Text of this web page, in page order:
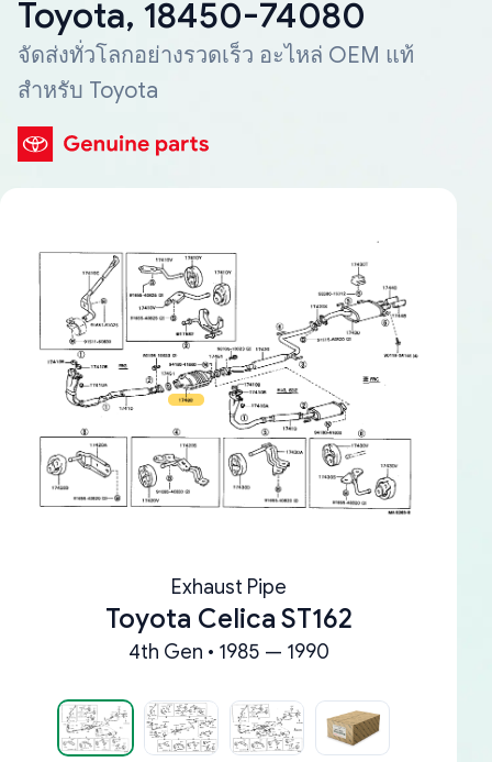
Toyota, 18450-74080
จัดส่งทั่วโลกอย่างรวดเร็ว อะไหล่ OEM แท้
สำหรับ Toyota
Exhaust Pipe
Toyota Celica ST162
4th Gen • 1985 — 1990